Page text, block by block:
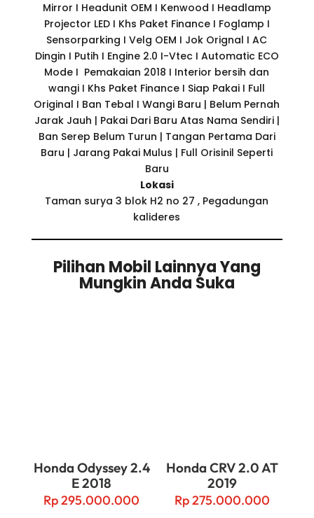
Mirror I Headunit OEM I Kenwood I Headlamp
Projector LED I Khs Paket Finance I Foglamp I
Sensorparking I Velg OEM I Jok Orignal I AC
Dingin I Putih I Engine 2.0 I-Vtec I Automatic ECO
Mode I Pemakaian 2018 I Interior bersih dan
wangi I Khs Paket Finance I Siap Pakai I Full
Original I Ban Tebal I Wangi Baru | Belum Pernah
Jarak Jauh | Pakai Dari Baru Atas Nama Sendiri |
Ban Serep Belum Turun | Tangan Pertama Dari
Baru | Jarang Pakai Mulus | Full Orisinil Seperti
Baru
Lokasi
Taman surya 3 blok H2 no 27 , Pegadungan
kalideres
Pilihan Mobil Lainnya Yang
Mungkin Anda Suka
Honda Odyssey 2.4
E 2018
Rp295.000.000
Honda CRV 2.0 AT
2019
Rp275.000.000